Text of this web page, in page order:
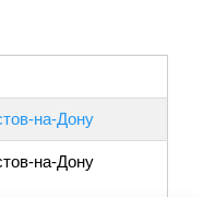
на-Дону
на-Дону